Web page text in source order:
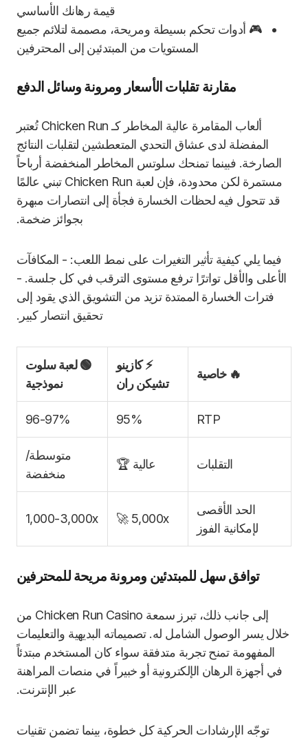
قيمة رهانك الأساسي
🎮 أدوات تحكم بسيطة ومريحة، مصممة لتلائم جميع
المستويات من المبتدئين إلى المحترفين
مقارنة تقلبات الأسعار ومرونة وسائل الدفع
ألعاب المقامرة عالية المخاطر كـ Chicken Run تُعتبر
المفضلة لدى عشاق التحدي المتعطشين لتقلبات النتائج
الصارخة. فبينما تمنحك سلوتس المخاطر المنخفضة أرباحاً
مستمرة لكن محدودة، فإن لعبة Chicken Run تبني عالمًا
قد تتحول فيه لحظات الخسارة فجأة إلى انتصارات مبهرة
بجوائز ضخمة.
فيما يلي كيفية تأثير التغيرات على نمط اللعب: - المكافآت
الأعلى والأقل تواترًا ترفع مستوى الترقب في كل جلسة. -
فترات الخسارة الممتدة تزيد من التشويق الذي يقود إلى
تحقيق انتصار كبير.
🔥 خاصية
⚡ كازينو
تشيكن ران
🟢 لعبة سلوت
نموذجية
RTP
95%
96-97%
التقلبات عالية 🏆
متوسطة/
منخفضة
الحد الأقصى
لإمكانية الفوز
5,000x 🚀
1,000-3,000x
توافق سهل للمبتدئين ومرونة مريحة للمحترفين
إلى جانب ذلك، تبرز سمعة Chicken Run Casino من
خلال يسر الوصول الشامل له. تصميماته البديهية والتعليمات
المفهومة تمنح تجربة متدفقة سواء كان المستخدم مبتدئاً
في أجهزة الرهان الإلكترونية أو خبيراً في منصات المراهنة
عبر الإنترنت.
توجّه الإرشادات الحركية كل خطوة، بينما تضمن تقنيات